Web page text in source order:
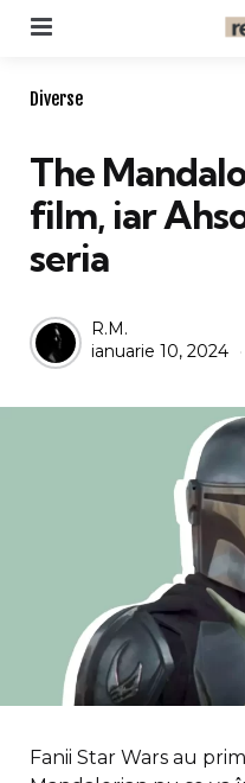
Categories
Diverse
The
film, iar
seria
Posted
by
R.M.
ianuarie 10, 2024
Fanii Star Wars au